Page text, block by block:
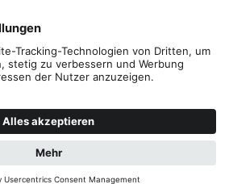
Barrierefreiheitserklärung
Kontakt
Cookies